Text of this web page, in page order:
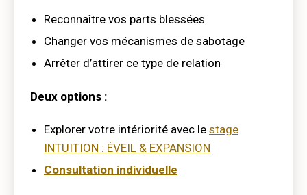
Reconnaître vos parts blessées
Changer vos mécanismes de sabotage
Arrêter d’attirer ce type de relation
Deux options :
Explorer votre intériorité avec le stage
INTUITION : ÉVEIL & EXPANSION
Consultation individuelle